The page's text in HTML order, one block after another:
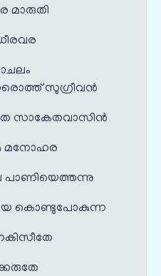
മാരുതി
സുഗ്രീവൻ
സാകേതവാസിൻ
മനോഹര
കൊണ്ടുപോകുന്ന